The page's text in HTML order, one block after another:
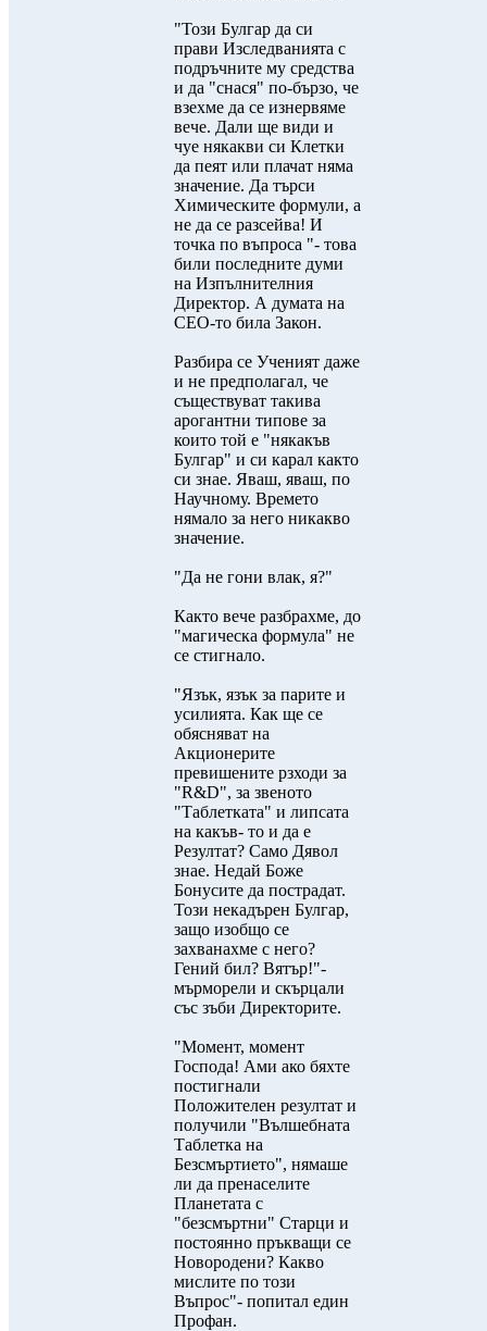
"Този Булгар да си
прави Изследванията с
подръчните му средства
и да "снася" по-бързо, че
взехме да се изнервяме
вече. Дали ще види и
чуе някакви си Клетки
да пеят или плачат няма
значение. Да търси
Химическите формули, а
не да се разсейва! И
точка по въпроса "- това
били последните думи
на Изпълнителния
Директор. А думата на
CEO-то била Закон.
Разбира се Ученият даже
и не предполагал, че
съществуват такива
арогантни типове за
които той е "някакъв
Булгар" и си карал както
си знае. Яваш, яваш, по
Научному. Времето
нямало за него никакво
значение.
"Да не гони влак, я?"
Както вече разбрахме, до
"магическа формула" не
се стигнало.
"Язък, язък за парите и
усилията. Как ще се
обясняват на
Акционерите
превишените рзходи за
"R&D", за звеното
"Таблетката" и липсата
на какъв- то и да е
Резултат? Само Дявол
знае. Недай Боже
Бонусите да пострадат.
Този некадърен Булгар,
защо изобщо се
захванахме с него?
Гений бил? Вятър!"-
мърморели и скърцали
със зъби Директорите.
"Момент, момент
Господа! Ами ако бяхте
постигнали
Положителен резултат и
получили "Вълшебната
Таблетка на
Безсмъртието", нямаше
ли да пренаселите
Планетата с
"безсмъртни" Старци и
постоянно пръкващи се
Новородени? Какво
мислите по този
Въпрос"- попитал един
Профан.